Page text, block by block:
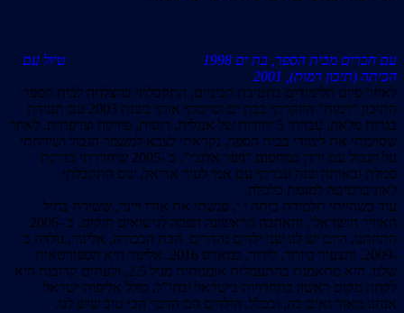
עם חברים מבית הספר, בת ים 1998 טיול עם
הכיתה (תיכון רמות), 2001
לאחר סיום הלימודים בחטיבת הביניים, התקבלתי בהצלחה לבית הספר
התיכון “רמות” היוקרתי בבת ים וסיימתי אותו בשנת 2003 עם תעודת
בגרות מלאה, עברתי 5 יחידות של אנגלית, רוסית, פיזיקה וצרפתית. לאחר
שסיימתי את לימודי בבית הספר, נקראתי לצבא למשמר הגבול ושירתתי
על הגבול עם ירדן במחסום “גשר אלנבי”. ב -2005 שוחררתי בדרגת
סמלת ובאותה שנה עברתי עם אמי לעיר אריאל, שם התקבלתי
לאוניברסיטה למגמת כלכלה.
עוד כשהייתי תלמידת כיתה י ‘, פגשתי את אורי ויינר, ששירת בחיל
האוויר הישראלי, והאהבה הראשונה הפכה לנישואים חזקים. ב -2006
התחתנו, היום יש לנו שני ילדים נהדרים. הבת הבכורה, אלינור, נולדה ב
-2009, והצעיר ביותר, לידור, במארס 2016. אלינור היא הספורטאית
שלנו, היא מתאמנת בהתעמלות אומנותית מגיל 2.5, ולעתים קרובות היא
לקחה מקום ראשון בתחרויות בישראל ובחו”ל, כולל אליפות ישראל.
אנחנו מאוד גאים בה, ובכלל, הילדים הם הדבר הכי טוב שיש לנו.